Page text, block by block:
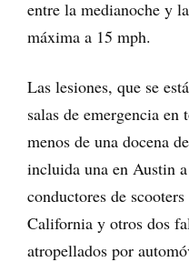
entre la medianoche y
máxima a 15 mph.
Las lesiones, que se
salas de emergencia
menos de una docena
incluida una en Austin
conductores de
California y otros dos
atropellados por